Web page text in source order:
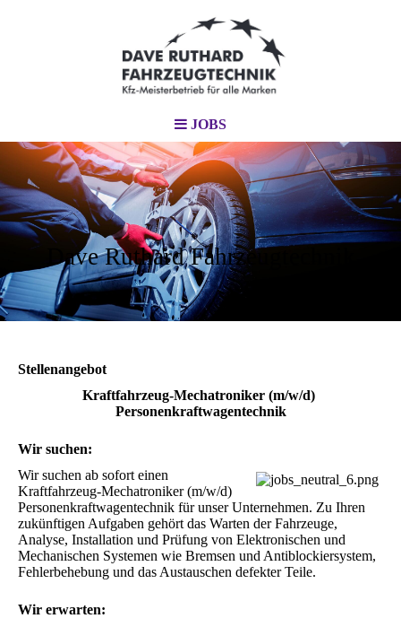
JOBS
Dave Ruthard Fahrzeugtechnik
Stellenangebot
Kraftfahrzeug-Mechatroniker (m/w/d)
Personenkraftwagentechnik
Wir suchen:
Wir suchen ab sofort einen
Kraftfahrzeug-Mechatroniker (m/w/d)
Personenkraftwagentechnik für unser Unternehmen. Zu Ihren
zukünftigen Aufgaben gehört das Warten der Fahrzeuge,
Analyse, Installation und Prüfung von Elektronischen und
Mechanischen Systemen wie Bremsen und Antiblockiersystem,
Fehlerbehebung und das Austauschen defekter Teile.
Wir erwarten: